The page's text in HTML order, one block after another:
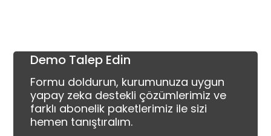
Demo Talep Edin
Formu doldurun, kurumunuza uygun
yapay zeka destekli çözümlerimiz ve
farklı abonelik paketlerimiz ile sizi
hemen tanıştıralım.